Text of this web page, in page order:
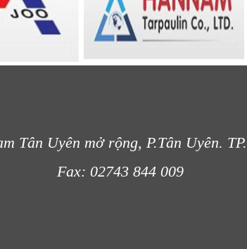
Tân Uyên mở rộng, P.Tân Uyên.
Fax: 02743 844 009